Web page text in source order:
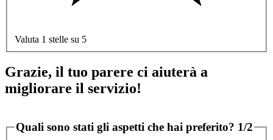
Valuta 1 stelle su 5
Grazie, il tuo parere ci aiuterà a
migliorare il servizio!
Quali sono stati gli aspetti che hai preferito? 1/2